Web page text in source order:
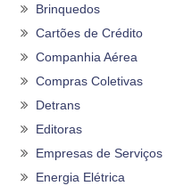
Brinquedos
Cartões de Crédito
Companhia Aérea
Compras Coletivas
Detrans
Editoras
Empresas de Serviços
Energia Elétrica